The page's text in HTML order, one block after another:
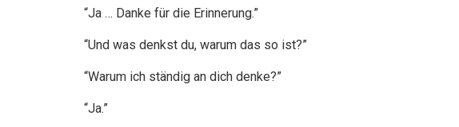
“Ja … Danke für die Erinnerung.”
“Und was denkst du, warum das so ist?”
“Warum ich ständig an dich denke?”
“Ja.”